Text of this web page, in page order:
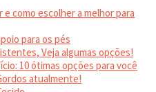
e como escolher a melhor para
para os pés
Veja algumas opções!
10 ótimas opções para você
atualmente!